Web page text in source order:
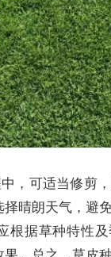
，可适当修剪
晴朗天气，避
根据草种特性